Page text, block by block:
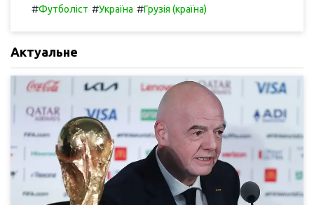
#Футболіст #Україна #Грузія (країна)
Актуальне